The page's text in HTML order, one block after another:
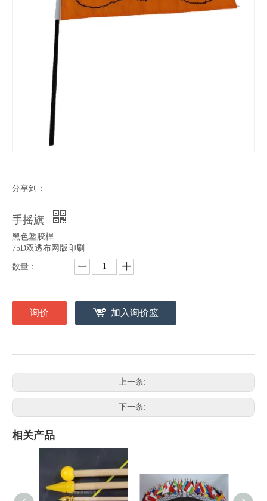
分享到：
手摇旗
黑色塑胶桿
75D双透布网版印刷
数量：
询价 加入询价篮
上一条:
下一条:
相关产品